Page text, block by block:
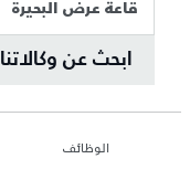
قاعة عرض البحيرة
ابحث عن وكالاتنا
الوظائف